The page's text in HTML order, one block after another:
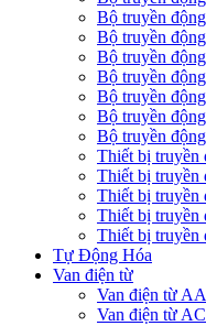
Bộ truyền
Bộ truyền
Bộ truyền
Bộ truyền
Bộ truyền
Bộ truyền
Bộ truyền
Thiết bị truyền
Thiết bị truyền
Thiết bị truyền
Thiết bị
Thiết bị truyền
Tự Động Hóa
Van điện từ
Van điện từ
Van điện từ